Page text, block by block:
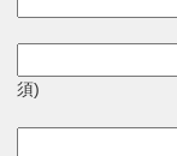
須)